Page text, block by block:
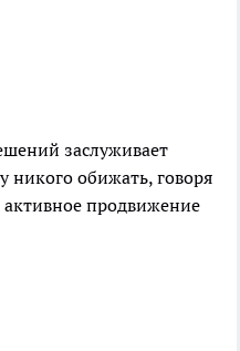
заслуживает
никого обижать, говоря
активное продвижение